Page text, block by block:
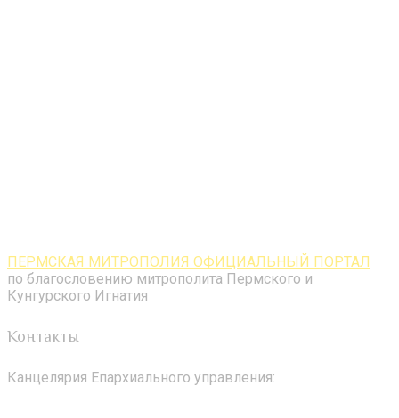
ПЕРМСКАЯ МИТРОПОЛИЯ ОФИЦИАЛЬНЫЙ ПОРТАЛ
по благословению митрополита Пермского и
Кунгурского Игнатия
Контакты
Канцелярия Епархиального управления: